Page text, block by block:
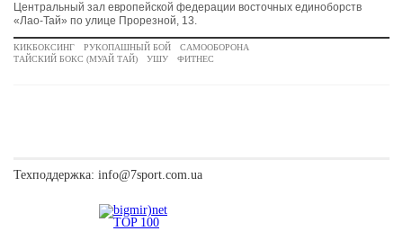
Центральный зал европейской федерации восточных единоборств
«Лао-Тай» по улице Прорезной, 13.
КИКБОКСИНГ РУКОПАШНЫЙ БОЙ
САМООБОРОНА
ТАЙСКИЙ БОКС (МУАЙ ТАЙ)
УШУ ФИТНЕС
Техподдержка: info@7sport.com.ua